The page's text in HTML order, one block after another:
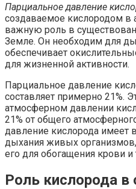
Парциальное давление
создаваемое кислородом в
важную роль в
Земле. Он необходим для
обеспечивает
для жизненной активности.
Парциальное давление
составляет примерно 21%.
атмосферном давлении
21% от общего
давление кислорода имеет
дыхания живых
его для обогащения крови
Роль кислорода в